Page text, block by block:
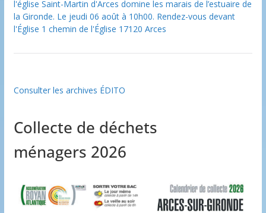
l'église Saint-Martin d'Arces domine les marais de l’estuaire de
la Gironde. Le jeudi 06 août à 10h00. Rendez-vous devant
l'Église 1 chemin de l'Église 17120 Arces
Consulter les archives ÉDITO
Collecte de déchets
ménagers 2026